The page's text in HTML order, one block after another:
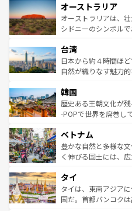
部のニューオーリン
文化が魅力。旅行者
しみながら、その多
ならではの贅沢な旅のスタイルだ。
情報はコンテンツ一覧
ワイ島は見逃せない
島だが、静かな自然
おすすめ。エメラル
れるおもてなしの心
人々、おいしいロー
ク、伝統的なフラダ
ワイを、存分に味わってほしい。 なお
はコンテンツ一覧を
オーストラリア
オーストラリアは、
シドニーのシンボル
リアリーフや大陸中
ク）、タスマニアの
ど、見どころがたく
いる。アクティビテ
ビング、ハイキング
い。オーストラリア
参照してほしい。
台湾
日本から約４時間ほ
自然が織りなす魅力
ン）、静ひつな山岳地
と山間の静けさが共
驚きをもたらしてく
容にもいいと評判のス
が味わえる
照してほしい。
韓国
歴史ある王朝文化が
-POPで世界を席巻し
き、地方に足を延ばせ
できる。そして、キ
まで、さまざまな韓
リティに包まれなが
わ
覧を参照してほしい。
ベトナム
豊かな自然と多様な
く伸びる国土には、
急速な発展と共に伝
ーチミン市のフラン
醸し出している。ま
タイ
タイは、東南アジア
国だ。首都バンコク